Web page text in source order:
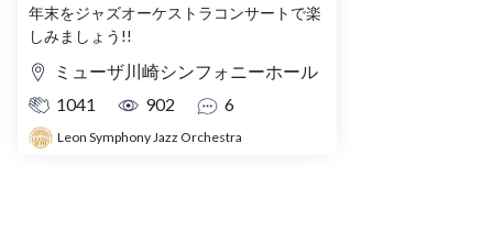
会）
年末をジャズオーケストラコンサートで楽
しみましょう!!
ミューザ川崎シンフォニーホール
1041
902 6
Leon Symphony Jazz Orchestra